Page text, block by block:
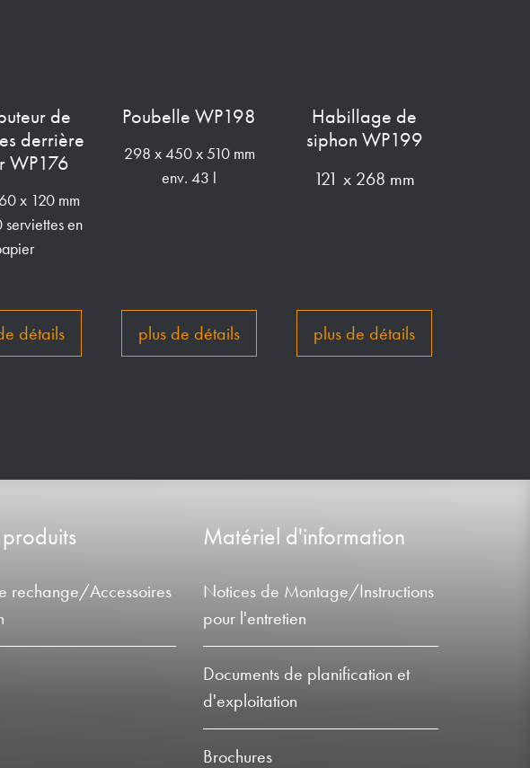
de
derrière
WP176
x 120 mm
en
détails
Poubelle WP198
298 x 450 x 510 mm
env. 43 l
plus de détails
Habillage de
siphon WP199
121 x 268 mm
plus de détails
rechange/Accessoires
Matériel d'information
Notices de Montage/Instructions
pour l'entretien
Documents de planification et
d'exploitation
Brochures